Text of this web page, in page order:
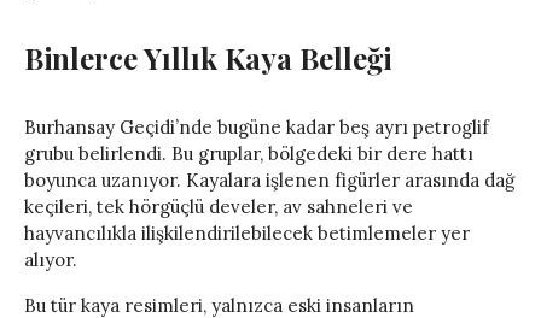
Binlerce Yıllık Kaya Belleği
Burhansay Geçidi’nde bugüne kadar beş ayrı petroglif
grubu belirlendi. Bu gruplar, bölgedeki bir dere hattı
boyunca uzanıyor. Kayalara işlenen figürler arasında dağ
keçileri, tek hörgüçlü develer, av sahneleri ve
hayvancılıkla ilişkilendirilebilecek betimlemeler yer
alıyor.
Bu tür kaya resimleri, yalnızca eski insanların